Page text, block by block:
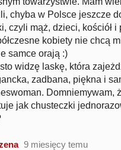
chyba w Polsce jeszcze
czyli mąż, dzieci, kościół i
kobiety nie chcą
samce orają :)
widzę laskę, która
zadbana, piękna i
Domniemywam,
jak chusteczki
9 miesięcy temu